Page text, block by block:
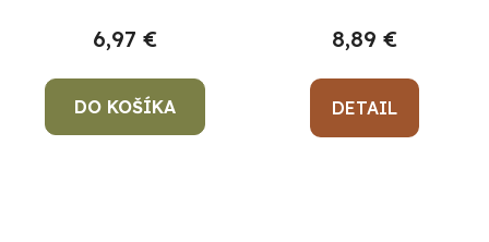
6,97 €
DO KOŠÍKA
8,89 €
DETAIL